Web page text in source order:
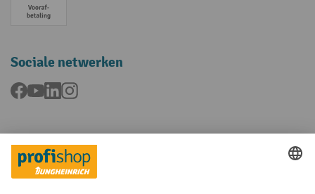
Vooruitbetaling
Sociale netwerken
Facebook
YouTubeLinkedInInstagram
Talen
FR NL